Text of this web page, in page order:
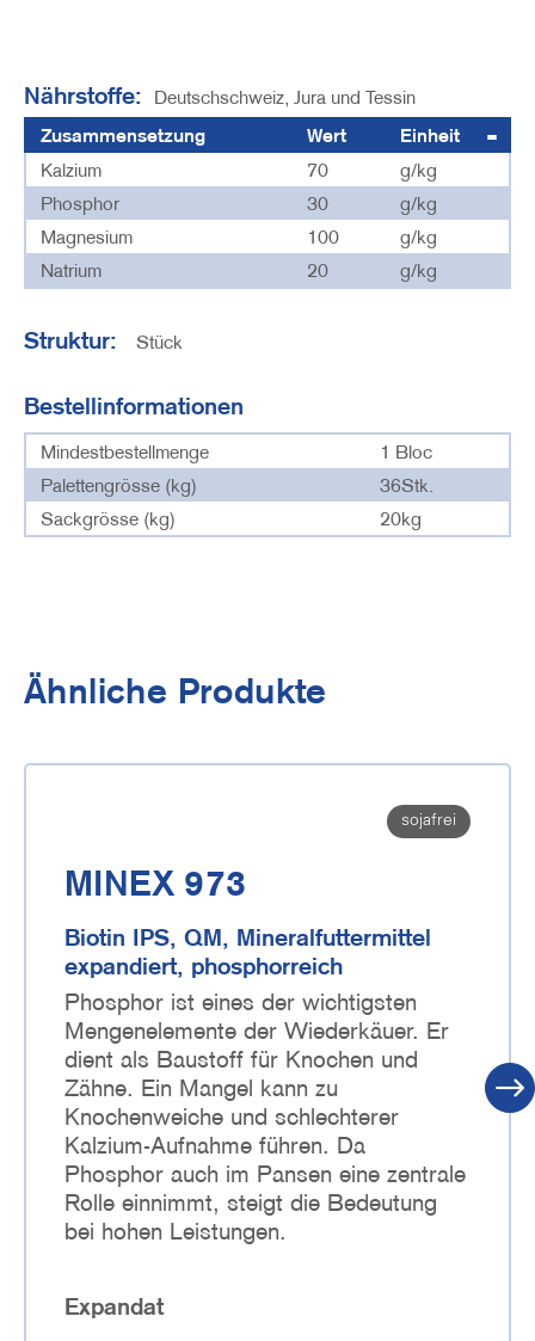
Nährstoffe: Deutschschweiz, Jura und Tessin
Zusammensetzung
Wert
Einheit
Kalzium
70
g/kg
Phosphor
30
g/kg
Magnesium
100
g/kg
Natrium
20 g/kg
Struktur: Stück
Bestellinformationen
Mindestbestellmenge
1 Bloc
Palettengrösse (kg)
36Stk.
Sackgrösse (kg)
20kg
Ähnliche Produkte
sojafrei
MINEX 973
Biotin IPS, QM, Mineralfuttermittel
expandiert, phosphorreich
Phosphor ist eines der wichtigsten
Mengenelemente der Wiederkäuer. Er
dient als Baustoff für Knochen und
Zähne. Ein Mangel kann zu
Knochenweiche und schlechterer
Kalzium-Aufnahme führen. Da
Phosphor auch im Pansen eine zentrale
Rolle einnimmt, steigt die Bedeutung
bei hohen Leistungen.
Expandat